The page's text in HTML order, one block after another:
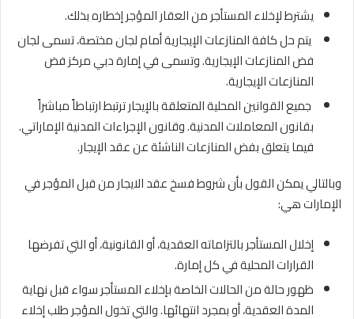
يشترط لإخلاء المستأجر من العقار المؤجر إخطاره بذلك.
يتم حل كافة المنازعات الإيجارية أمام لجان مختصة، تسمى لجان
فض المنازعات الإيجارية. وتسمى في إمارة دبي مركز فض
المنازعات الإيجارية.
جميع القوانين المحلية المتعلقة بالإيجار ترتبط ارتباطاً مباشراً
بقانون المعاملات المدنية. وقانون الإجراءات المدنية الإماراتي.
فيما يتعلق بفض المنازعات الناشئة عن عقد الإيجار.
وبالتالي يمكن القول بأن شروط فسخ عقد الايجار من قبل المؤجر في
الإمارات هي:
إخلال المستأجر بالتزاماته العقدية، أو القانونية، أو التي تفرضها
القرارات المحلية في كل إمارة.
ظهور حالة من الحالات الخاصة بإخلاء المستأجر سواء قبل نهاية
المدة العقدية، أو بمجرد انتهائها. والتي تخول المؤجر طلب إخلاء